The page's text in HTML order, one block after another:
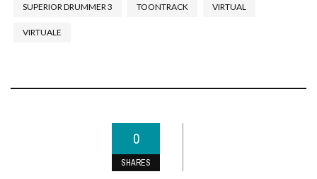
SUPERIOR DRUMMER 3 TOONTRACK VIRTUAL
VIRTUALE
0
SHARES